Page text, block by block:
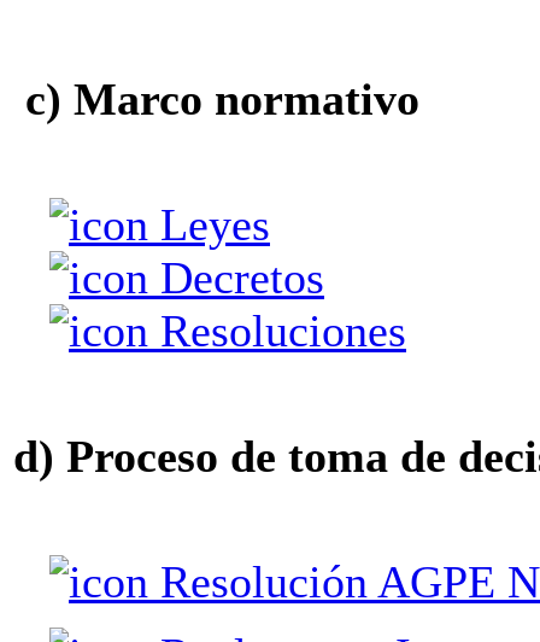
c) Marco normativo
Leyes
Decretos
Resoluciones
d) Proceso de toma de
Resolución AGPE